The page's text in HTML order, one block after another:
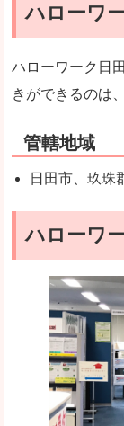
ハローワ
ハローワーク日
きができるのは
管轄地域
日田市、玖珠
ハローワ